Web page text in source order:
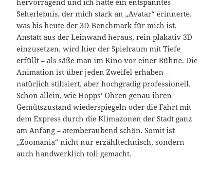
hervorragend und ich hatte ein entspanntes
Seherlebnis, der mich stark an „Avatar“ erinnerte,
was bis heute der 3D-Benchmark für mich ist.
Anstatt aus der Leinwand heraus, rein plakativ 3D
einzusetzen, wird hier der Spielraum mit Tiefe
erfüllt – als säße man im Kino vor einer Bühne. Die
Animation ist über jeden Zweifel erhaben –
natürlich stilisiert, aber hochgradig professionell.
Schon allein, wie Hopps‘ Ohren genau ihren
Gemütszustand wiederspiegeln oder die Fahrt mit
dem Express durch die Klimazonen der Stadt ganz
am Anfang – atemberaubend schön. Somit ist
„Zoomania“ nicht nur erzähltechnisch, sondern
auch handwerklich toll gemacht.